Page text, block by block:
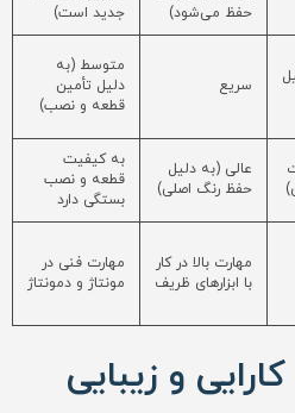
حفظ می‌شود)
جدید است)
سریع
متوسط (به
دلیل تأمین
قطعه و نصب)
عالی (به دلیل
حفظ رنگ اصلی)
به کیفیت
قطعه و نصب
بستگی دارد
مهارت بالا در کار
با ابزارهای ظریف
مهارت فنی در
مونتاژ و دمونتاژ
و زیبایی